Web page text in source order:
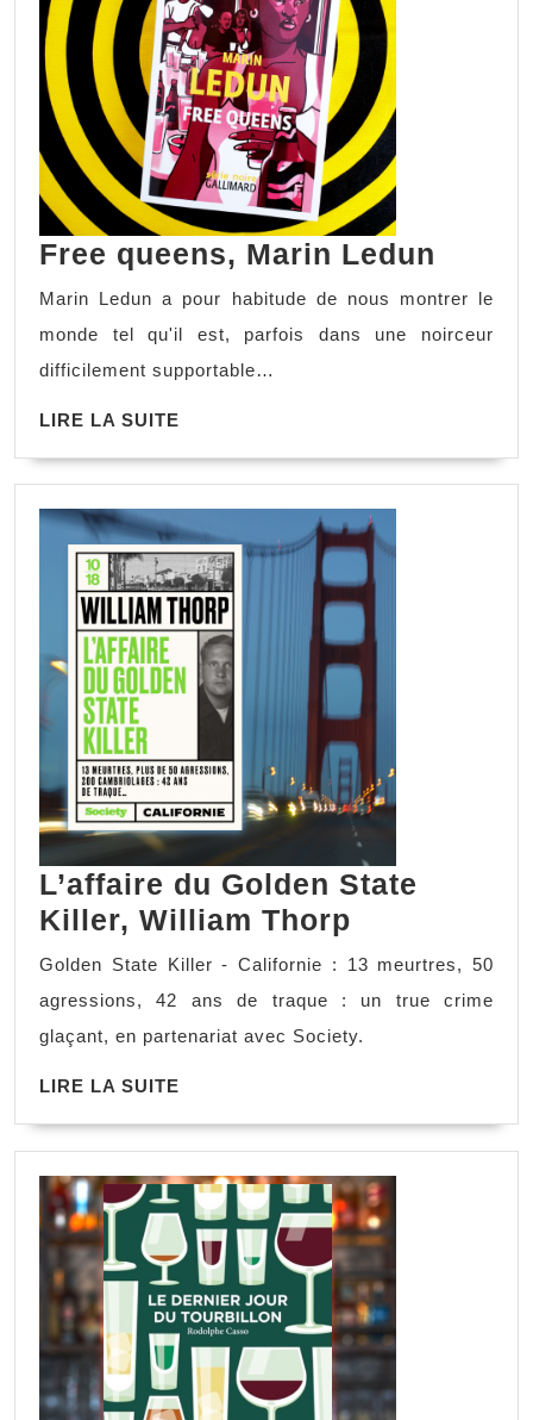
Free queens, Marin Ledun
Marin Ledun a pour habitude de nous montrer le
monde tel qu'il est, parfois dans une noirceur
difficilement supportable…
LIRE LA SUITE
L’affaire du Golden State
Killer, William Thorp
Golden State Killer - Californie : 13 meurtres, 50
agressions, 42 ans de traque : un true crime
glaçant, en partenariat avec Society.
LIRE LA SUITE